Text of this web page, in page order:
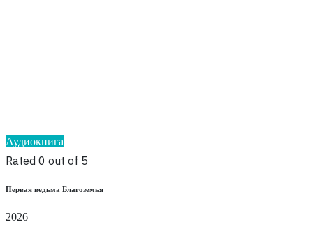
Аудиокнига
Rated 0 out of 5
Первая ведьма Благоземья
2026